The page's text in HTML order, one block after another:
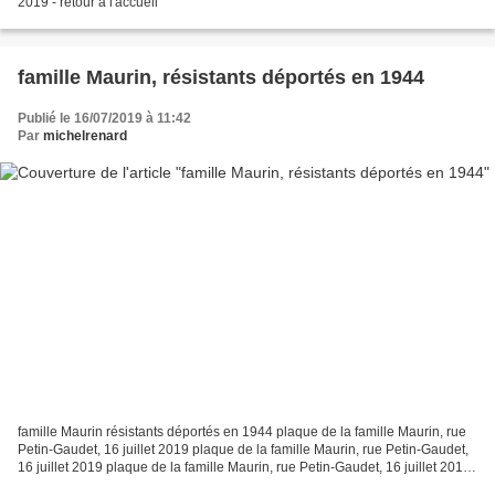
famille Maurin, résistants déportés en 1944
Publié le 16/07/2019 à 11:42
Par michelrenard
famille Maurin résistants déportés en 1944 plaque de la famille Maurin, rue
Petin-Gaudet, 16 juillet 2019 plaque de la famille Maurin, rue Petin-Gaudet,
16 juillet 2019 plaque de la famille Maurin, rue Petin-Gaudet, 16 juillet 2019